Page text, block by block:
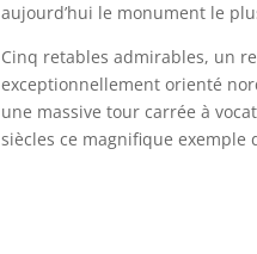
aujourd’hui le monument le
Cinq retables admirables, un
exceptionnellement orienté
une massive tour carrée à
siècles ce magnifique exemple